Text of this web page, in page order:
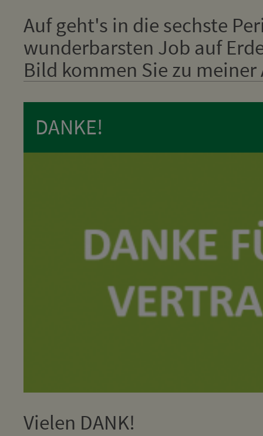
Auf geht's in die sechste
wunderbarsten Job auf
Bild kommen Sie zu
DANKE!
Vielen DANK!